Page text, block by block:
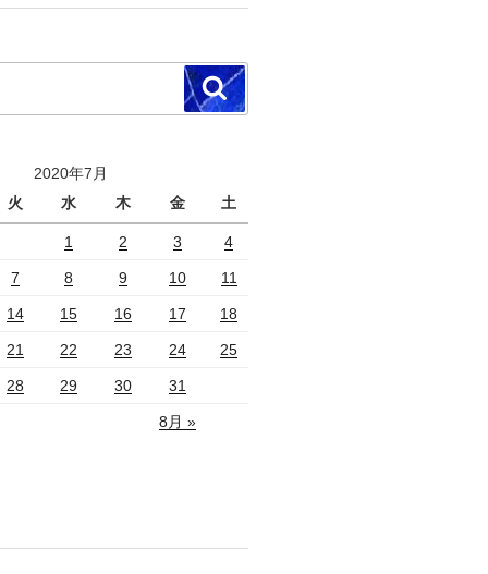
検
索
2020年7月
火 水 木 金 土
1 2 3 4
7 8 9 10 11
14 15 16 17 18
21 22 23 24 25
28 29 30 31
8月 »